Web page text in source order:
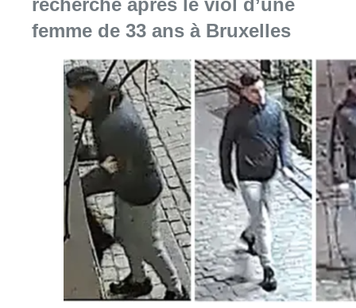
femme de 33 ans à Bruxelles